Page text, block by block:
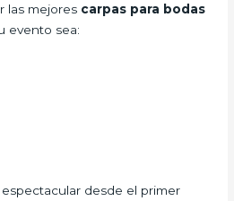
las mejores carpas para bodas
evento sea:
desde el primer